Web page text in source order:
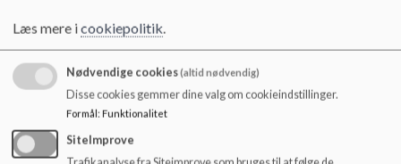
https://redbarnet.dk/foraeldre/deshame
Biblioteket Frederiksberg står bag ”Vores digitale børn" - et
community for forældre der ønsker sparring, indsigt og viden om de
emner og spørgsmål der opstår i kølvandet af børns digitale liv:
Genvej – til dit barns digitale liv er et tilbud til dig som forældre, hvor de
Læs mere icookiepolitik.
Nødvendige cookies(altid nødvendig)
Disse cookies gemmer dine valg om cookieindstillinger.
Formål: Funktionalitet
SiteImprove